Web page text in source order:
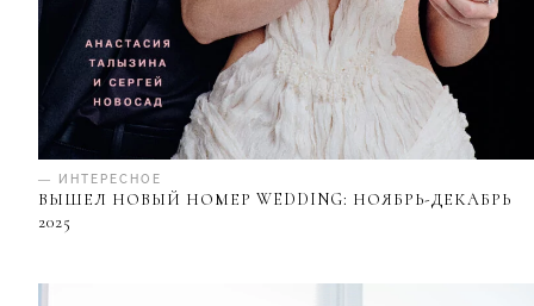
— ИНТЕРЕСНОЕ
ВЫШЕЛ НОВЫЙ НОМЕР WEDDING: НОЯБРЬ-ДЕКАБРЬ
2025